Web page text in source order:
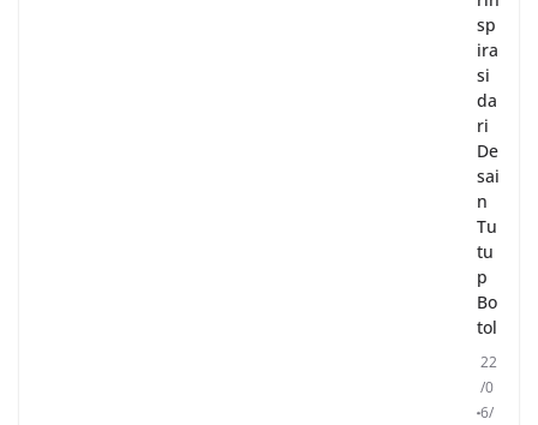
sp
ira
si
da
ri
De
sai
n
Tu
tu
p
Bo
tol
22
/0
6/